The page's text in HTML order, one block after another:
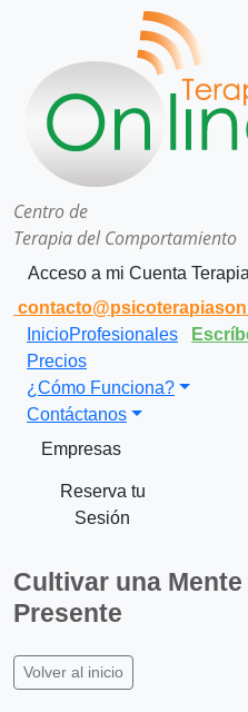
Centro de
Terapia del Comportamiento
Acceso a mi Cuenta Terapia
InicioProfesionales
Precios
¿Cómo Funciona?
Contáctanos
Empresas
Reserva tu
Sesión
Cultivar una
Presente
Volver al inicio